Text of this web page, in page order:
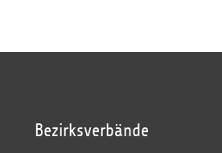
Bezirksverbände